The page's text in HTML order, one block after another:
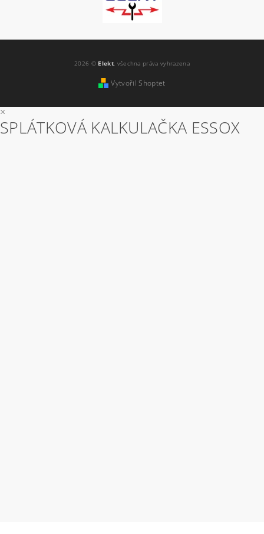
2026 © Elekt, všechna práva vyhrazena
Vytvořil Shoptet
×
SPLÁTKOVÁ KALKULAČKA ESSOX